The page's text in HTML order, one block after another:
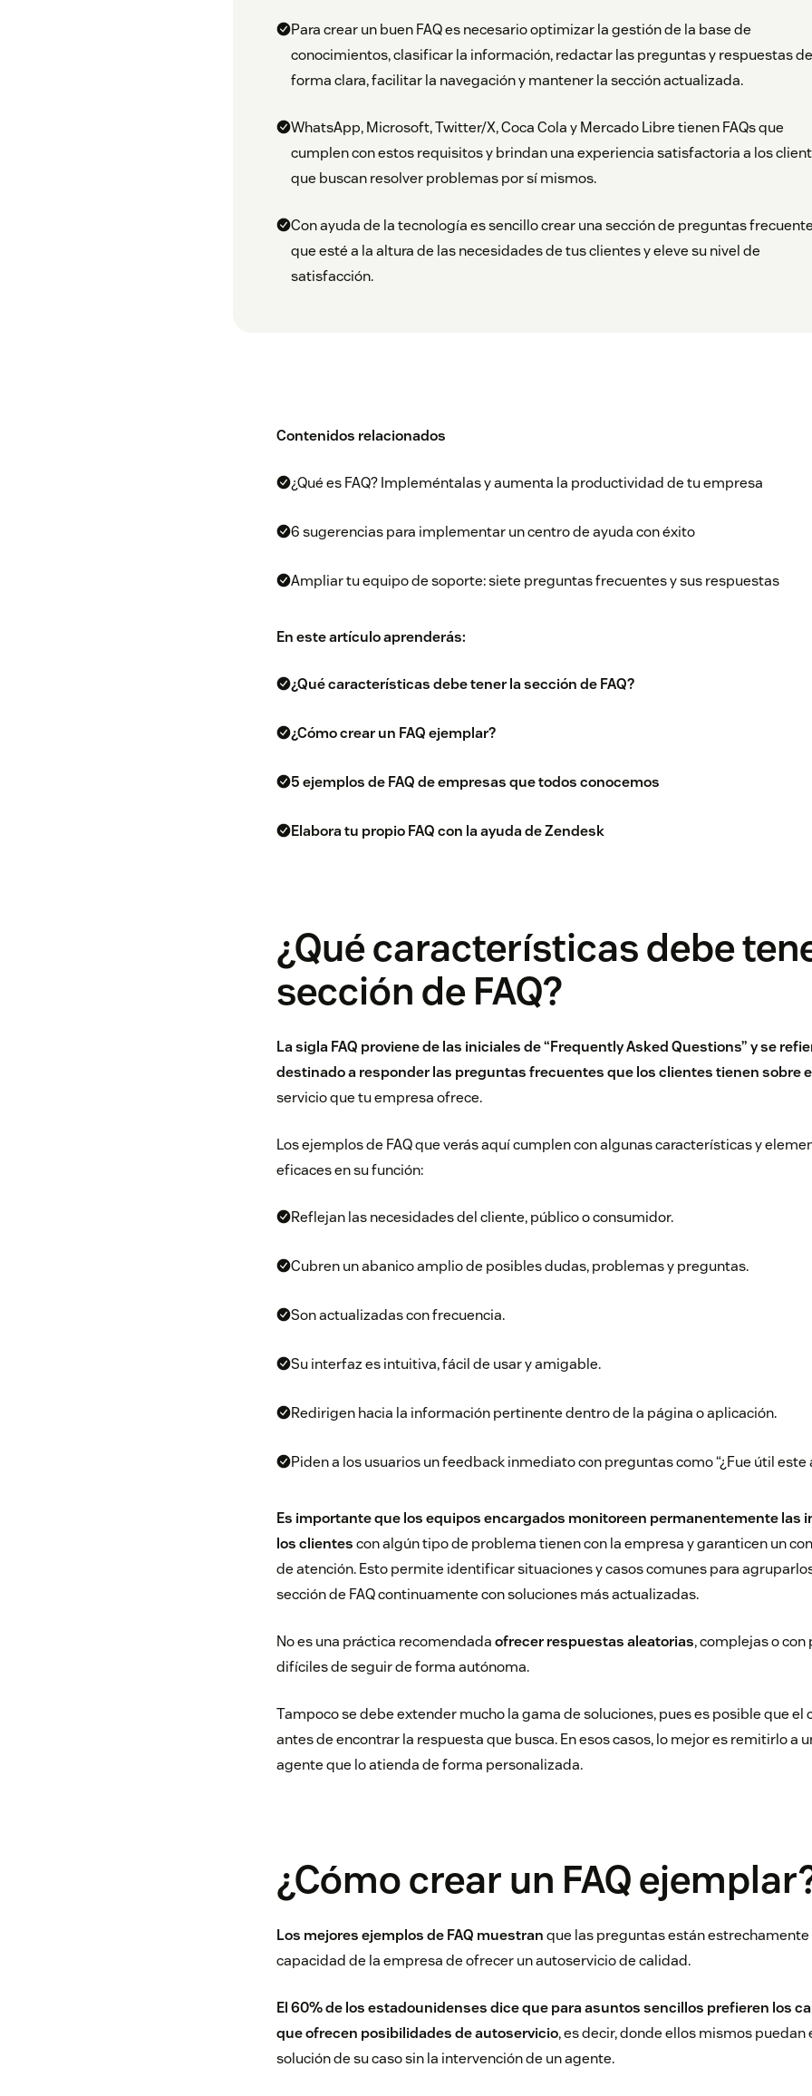
Para crear un buen FAQ es necesario optimizar la gestión de la base de
conocimientos, clasificar la información, redactar las preguntas y respuestas de
forma clara, facilitar la navegación y mantener la sección actualizada.
WhatsApp, Microsoft, Twitter/X, Coca Cola y Mercado Libre tienen FAQs que
cumplen con estos requisitos y brindan una experiencia satisfactoria a los
que buscan resolver problemas por sí mismos.
Con ayuda de la tecnología es sencillo crear una sección de preguntas
que esté a la altura de las necesidades de tus clientes y eleve su nivel de
satisfacción.
Contenidos relacionados
¿Qué es FAQ? Impleméntalas y aumenta la productividad de tu empresa
6 sugerencias para implementar un centro de ayuda con éxito
Ampliar tu equipo de soporte: siete preguntas frecuentes y sus respuestas
En este artículo aprenderás:
¿Qué características debe tener la sección de FAQ?
¿Cómo crear un FAQ ejemplar?
5 ejemplos de FAQ de empresas que todos conocemos
Elabora tu propio FAQ con la ayuda de Zendesk
¿Qué características debe
sección de FAQ?
La sigla FAQ proviene de las iniciales de “Frequently Asked Questions” y se
destinado a responder las preguntas frecuentes que los clientes tienen sobre
servicio que tu empresa ofrece.
Los ejemplos de FAQ que verás aquí cumplen con algunas características y
eficaces en su función:
Reflejan las necesidades del cliente, público o consumidor.
Cubren un abanico amplio de posibles dudas, problemas y preguntas.
Son actualizadas con frecuencia.
Su interfaz es intuitiva, fácil de usar y amigable.
Redirigen hacia la información pertinente dentro de la página o aplicación.
Piden a los usuarios un feedback inmediato con preguntas como “¿Fue útil este
Es importante que los equipos encargados monitoreen permanentemente las
los clientescon algún tipo de problema tienen con la empresa y garanticen un
de atención. Esto permite identificar situaciones y casos comunes para
sección de FAQ continuamente con soluciones más actualizadas.
No es una práctica recomendadaofrecer respuestas aleatorias, complejas o
difíciles de seguir de forma autónoma.
Tampoco se debe extender mucho la gama de soluciones, pues es posible que el
antes de encontrar la respuesta que busca. En esos casos, lo mejor es remitirlo a
agente que lo atienda de forma personalizada.
¿Cómo crear un FAQ
Los mejores ejemplos de FAQ muestranque las preguntas están estrechamente
capacidad de la empresa de ofrecer un autoservicio de calidad.
El 60% de los estadounidensesdice que para asuntos sencillos prefieren los
que ofrecen posibilidades de autoservicio, es decir, donde ellos mismos puedan
solución de su caso sin la intervención de un agente.